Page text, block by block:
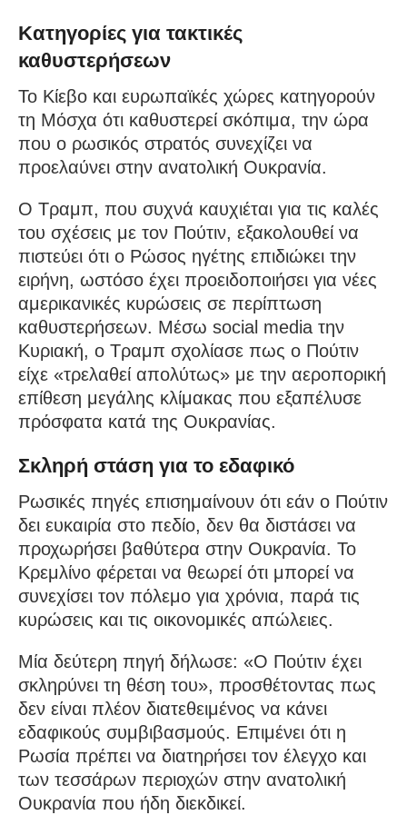
Κατηγορίες για τακτικές
καθυστερήσεων
Το Κίεβο και ευρωπαϊκές χώρες κατηγορούν
τη Μόσχα ότι καθυστερεί σκόπιμα, την ώρα
που ο ρωσικός στρατός συνεχίζει να
προελαύνει στην ανατολική Ουκρανία.
Ο Τραμπ, που συχνά καυχιέται για τις καλές
του σχέσεις με τον Πούτιν, εξακολουθεί να
πιστεύει ότι ο Ρώσος ηγέτης επιδιώκει την
ειρήνη, ωστόσο έχει προειδοποιήσει για νέες
αμερικανικές κυρώσεις σε περίπτωση
καθυστερήσεων. Μέσω social media την
Κυριακή, ο Τραμπ σχολίασε πως ο Πούτιν
είχε «τρελαθεί απολύτως» με την αεροπορική
επίθεση μεγάλης κλίμακας που εξαπέλυσε
πρόσφατα κατά της Ουκρανίας.
Σκληρή στάση για το εδαφικό
Ρωσικές πηγές επισημαίνουν ότι εάν ο Πούτιν
δει ευκαιρία στο πεδίο, δεν θα διστάσει να
προχωρήσει βαθύτερα στην Ουκρανία. Το
Κρεμλίνο φέρεται να θεωρεί ότι μπορεί να
συνεχίσει τον πόλεμο για χρόνια, παρά τις
κυρώσεις και τις οικονομικές απώλειες.
Μία δεύτερη πηγή δήλωσε: «Ο Πούτιν έχει
σκληρύνει τη θέση του», προσθέτοντας πως
δεν είναι πλέον διατεθειμένος να κάνει
εδαφικούς συμβιβασμούς. Επιμένει ότι η
Ρωσία πρέπει να διατηρήσει τον έλεγχο και
των τεσσάρων περιοχών στην ανατολική
Ουκρανία που ήδη διεκδικεί.